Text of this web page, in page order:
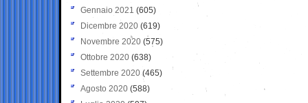
Gennaio 2021 (605)
Dicembre 2020 (619)
Novembre 2020 (575)
Ottobre 2020 (638)
Settembre 2020(465)
Agosto 2020 (588)